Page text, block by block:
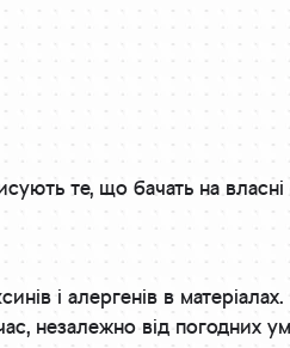
те, що бачать на власні
і алергенів в матеріалах.
незалежно від погодних